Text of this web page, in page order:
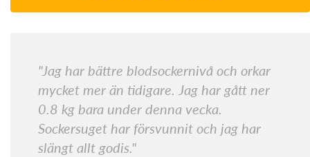
"Jag har bättre blodsockernivå och orkar
mycket mer än tidigare. Jag har gått ner
0.8 kg bara under denna vecka.
Sockersuget har försvunnit och jag har
slängt allt godis."